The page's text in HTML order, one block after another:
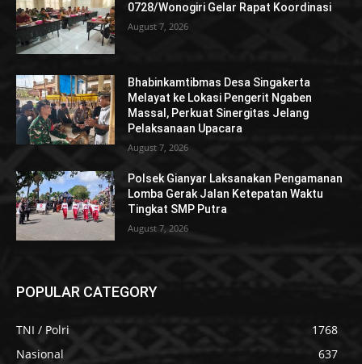
0728/Wonogiri Gelar Rapat Koordinasi
August 7, 2026
Bhabinkamtibmas Desa Singakerta
Melayat ke Lokasi Pengerit Ngaben
Massal, Perkuat Sinergitas Jelang
Pelaksanaan Upacara
August 7, 2026
Polsek Gianyar Laksanakan Pengamanan
Lomba Gerak Jalan Ketepatan Waktu
Tingkat SMP Putra
August 7, 2026
POPULAR CATEGORY
TNI / Polri
1768
Nasional
637